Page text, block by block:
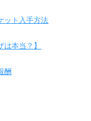
ット入手方法
本当？】
酬